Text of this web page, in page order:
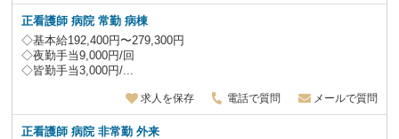
正看護師 病院 常勤 病棟
◇基本給192,400円〜279,300円
◇夜勤手当9,000円/回
◇皆勤手当3,000円/...
求人を保存 電話で質問 メールで質問
正看護師 病院 非常勤 外来